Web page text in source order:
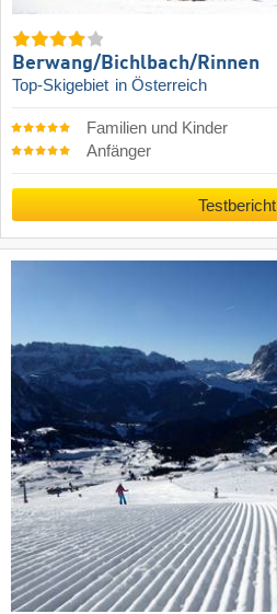
Berwang/​Bichlbach/​Rinnen
Top-Skigebiet in Österreich
Familien und Kinder
Anfänger
Testbericht